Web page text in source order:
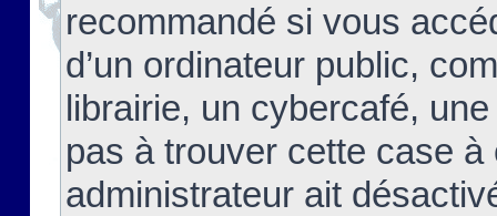
recommandé si vous
d’un ordinateur public,
librairie, un cybercafé,
pas à trouver cette case à
administrateur ait